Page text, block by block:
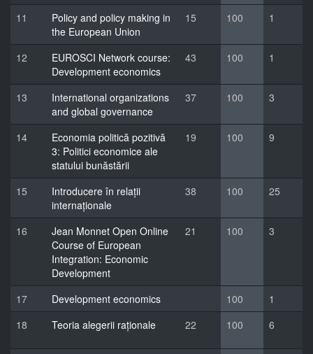
11
Policy and policy making in
the European Union
15 100 1
12
EUROSCI Network course:
Development economics
43 100 1
13
International organizations
and global governance
37 100 3
14
Economia politică pozitivă
3: Politici economice ale
statului bunăstării
19 100 9
15
Introducere în relații
internaționale
38 100 25
16
Jean Monnet Open Online
Course of European
Integration: Economic
Development
21 100 3
17 Development economics 100
1
18
Teoria alegerii raționale 22 100 6